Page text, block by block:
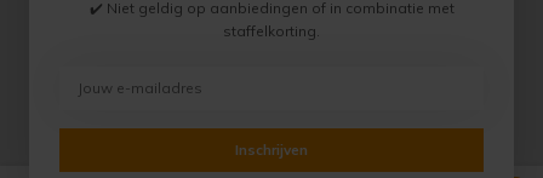
Jotun Specialist, Onderdeel van Paint Productions.
bezoek of retouradres)
© Copyright 2026 Jotun Specialist
✔️ Niet geldig op aanbiedingen of in combinatie met
staffelkorting.
Inschrijven